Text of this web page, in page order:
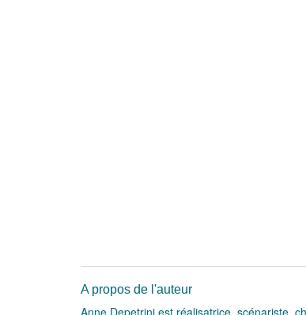
A propos de l'auteur
Anne Depetrini est réalisatrice, scénariste,